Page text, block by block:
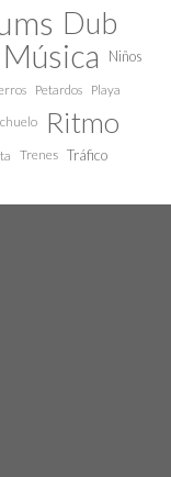
Dub
Música
Niños
Petardos Playa
Ritmo
Trenes Tráfico